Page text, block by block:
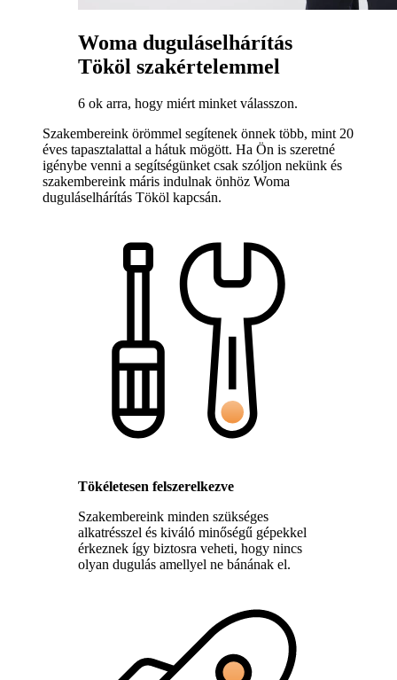
Woma duguláselhárítás
Tököl szakértelemmel
6 ok arra, hogy miért minket válasszon.
Szakembereink örömmel segítenek önnek több, mint 20
éves tapasztalattal a hátuk mögött. Ha Ön is szeretné
igénybe venni a segítségünket csak szóljon nekünk és
szakembereink máris indulnak önhöz Woma
duguláselhárítás Tököl kapcsán.
Tökéletesen felszerelkezve
Szakembereink minden szükséges
alkatrésszel és kiváló minőségű gépekkel
érkeznek így biztosra veheti, hogy nincs
olyan dugulás amellyel ne bánának el.